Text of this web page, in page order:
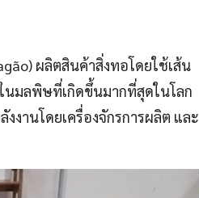
ผลิตสินค้าสิ่งทอโดยใช้เส้น
นมลพิษที่เกิดขึ้นมากที่สุดในโลก
งานโดยเครื่องจักรการผลิต และ